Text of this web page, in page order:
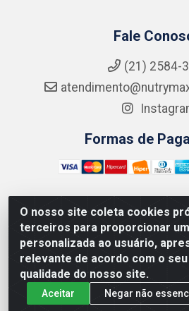
O nosso site coleta cookies
terceiros para proporcionar
personalizada ao usuário,
relevante de acordo com o
qualidade do nosso site.
Aceitar
Negar não
Fale
(21) 2584-
Formas de
NUTRY MAX COMÉRCIO DE
LTDA - RUA DO FEIJÃO, 721
CNPJ: 15.796.122/